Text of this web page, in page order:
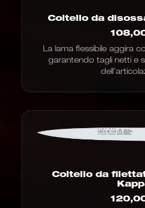
Coltello da
La lama flessibile aggira
garantendo tagli netti e
Coltello da